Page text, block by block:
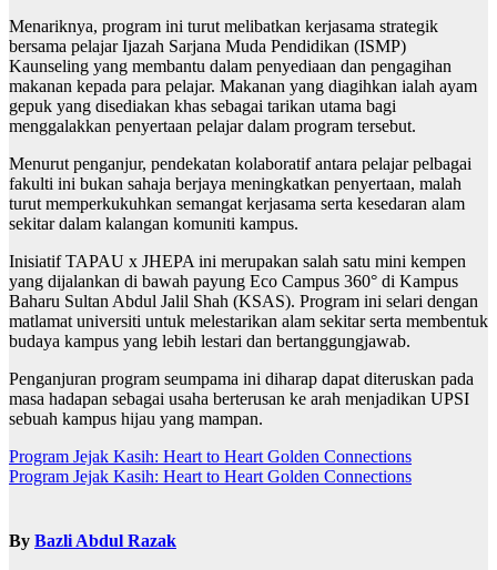
Menariknya, program ini turut melibatkan kerjasama strategik
bersama pelajar Ijazah Sarjana Muda Pendidikan (ISMP)
Kaunseling yang membantu dalam penyediaan dan pengagihan
makanan kepada para pelajar. Makanan yang diagihkan ialah ayam
gepuk yang disediakan khas sebagai tarikan utama bagi
menggalakkan penyertaan pelajar dalam program tersebut.
Menurut penganjur, pendekatan kolaboratif antara pelajar pelbagai
fakulti ini bukan sahaja berjaya meningkatkan penyertaan, malah
turut memperkukuhkan semangat kerjasama serta kesedaran alam
sekitar dalam kalangan komuniti kampus.
Inisiatif TAPAU x JHEPA ini merupakan salah satu mini kempen
yang dijalankan di bawah payung Eco Campus 360° di Kampus
Baharu Sultan Abdul Jalil Shah (KSAS). Program ini selari dengan
matlamat universiti untuk melestarikan alam sekitar serta membentuk
budaya kampus yang lebih lestari dan bertanggungjawab.
Penganjuran program seumpama ini diharap dapat diteruskan pada
masa hadapan sebagai usaha berterusan ke arah menjadikan UPSI
sebuah kampus hijau yang mampan.
Navigasi
kiriman
Program Jejak Kasih: Heart to Heart Golden Connections
Program Jejak Kasih: Heart to Heart Golden Connections
By Bazli Abdul Razak